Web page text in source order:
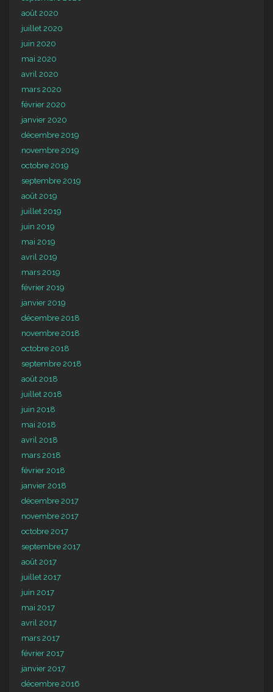
août 2020
juillet 2020
juin 2020
mai 2020
avril 2020
mars 2020
février 2020
janvier 2020
décembre 2019
novembre 2019
octobre 2019
septembre 2019
août 2019
juillet 2019
juin 2019
mai 2019
avril 2019
mars 2019
février 2019
janvier 2019
décembre 2018
novembre 2018
octobre 2018
septembre 2018
août 2018
juillet 2018
juin 2018
mai 2018
avril 2018
mars 2018
février 2018
janvier 2018
décembre 2017
novembre 2017
octobre 2017
septembre 2017
août 2017
juillet 2017
juin 2017
mai 2017
avril 2017
mars 2017
février 2017
janvier 2017
décembre 2016